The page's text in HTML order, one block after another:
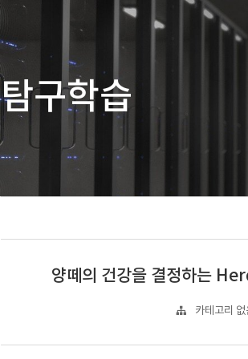
탐구학습
양떼의 건강을 결정하는
카테고리 없